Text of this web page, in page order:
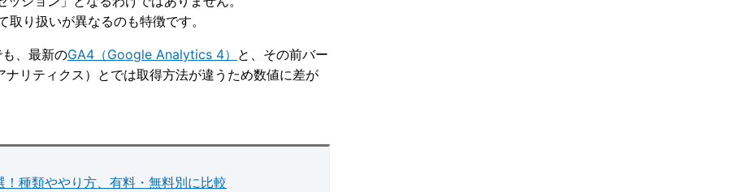
取り扱いが異なるのも特徴です。
、最新のGA4（Google Analytics 4） と、その前バー
リティクス）とでは取得方法が違うため数値に差が
種類ややり方、有料・無料別に比較